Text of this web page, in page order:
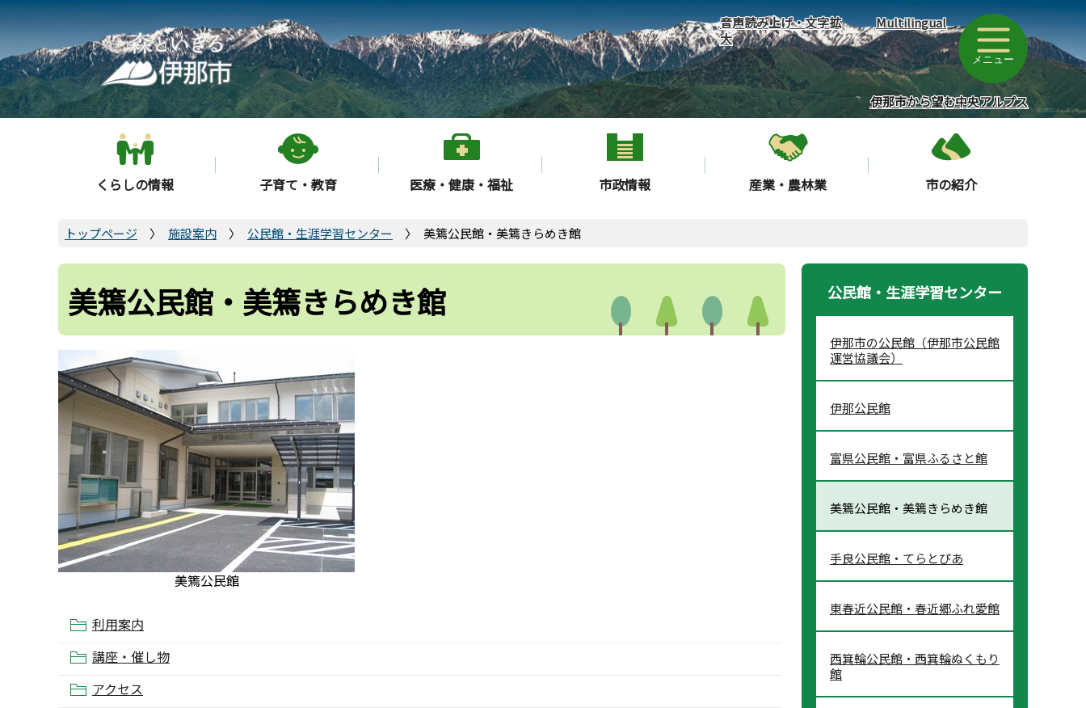
こ
の
ペ
ー
ジ
の
音声読み上げ・文字拡
大
Multilingual
メニュー
伊那市から望む中央アルプス
くらしの情報 子育て・教育 医療・健康・福祉 市政情報 産業・農林業 市の紹介
トップページ 施設案内 公民館・生涯学習センター 美篶公民館・美篶きらめき館
美篶公民館・美篶きらめき館
美篶公民館
利用案内
講座・催し物
アクセス
公民館・生涯学習センター
伊那市の公民館（伊那市公民館
運営協議会）
伊那公民館
富県公民館・富県ふるさと館
美篶公民館・美篶きらめき館
手良公民館・てらとぴあ
東春近公民館・春近郷ふれ愛館
西箕輪公民館・西箕輪ぬくもり
館